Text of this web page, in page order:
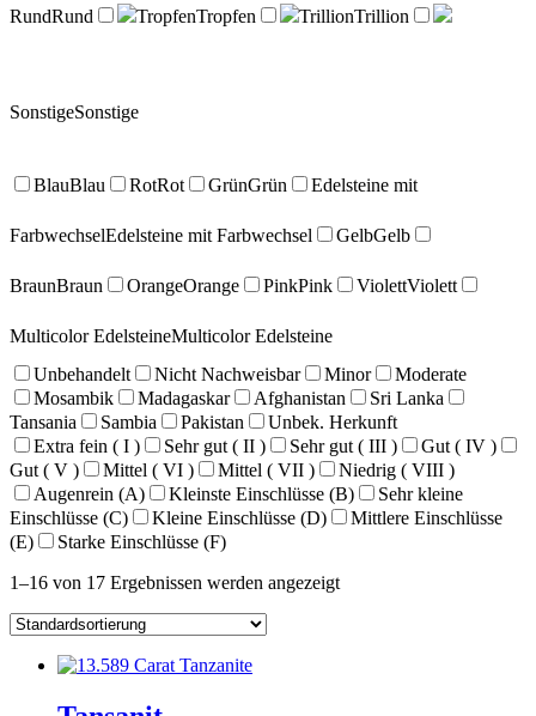
RundRund TropfenTropfen TrillionTrillion
SonstigeSonstige
BlauBlau RotRot GrünGrün Edelsteine mit
FarbwechselEdelsteine mit Farbwechsel GelbGelb
BraunBraun OrangeOrange PinkPink ViolettViolett
Multicolor EdelsteineMulticolor Edelsteine
Unbehandelt
Nicht Nachweisbar Minor
Moderate
Mosambik
Madagaskar Afghanistan
Sri Lanka
Tansania
Sambia Pakistan
Unbek. Herkunft
Extra fein ( I )
Sehr gut ( II ) Sehr gut ( III )
Gut ( IV )
Gut ( V )
Mittel ( VI ) Mittel ( VII )
Niedrig ( VIII )
Augenrein (A)
Kleinste Einschlüsse (B)
Sehr kleine
Einschlüsse (C)
Kleine Einschlüsse (D)
Mittlere Einschlüsse
(E)
Starke Einschlüsse (F)
1–16 von 17 Ergebnissen werden angezeigt